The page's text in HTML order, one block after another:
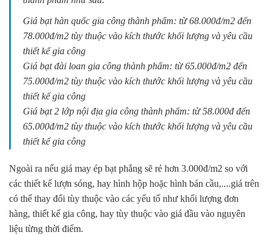
Giá bạt hàn quốc gia công thành phẩm: từ 68.000đ/m2 đến
78.000đ/m2 tùy thuộc vào kích thước khối lượng và yêu cầu
thiết kế gia công
Giá bạt đài loan gia công thành phẩm: từ 65.000đ/m2 đến
75.000đ/m2 tùy thuộc vào kích thước khối lượng và yêu cầu
thiết kế gia công
Giá bạt 2 lớp nội địa gia công thành phẩm: từ 58.000đ đến
65.000đ/m2 tùy thuộc vào kích thước khối lượng và yêu cầu
thiết kế gia công
Ngoài ra nếu giá may ép bạt phẳng sẽ rẻ hơn 3.000đ/m2 so với
các thiết kế lượn sóng, hay hình hộp hoặc hình bán cầu,....giá trên
có thể thay đổi tùy thuộc vào các yếu tố như khối lượng đơn
hàng, thiết kế gia công, hay tùy thuộc vào giá đầu vào nguyên
liệu từng thời điểm.